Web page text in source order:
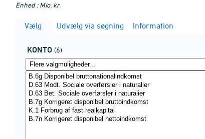
Enhed : Mio. kr.
Vælg Udvælg via søgning Information
KONTO (6)